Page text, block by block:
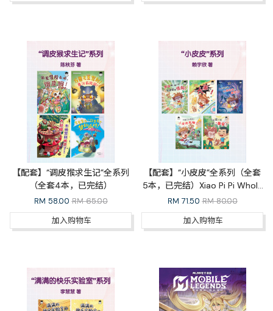
【配套】“调皮猴求生记”全系列
（全套4本，已完结）
RM 58.00 RM 65.00
加入购物车
【配套】“小皮皮”全系列（全套
5本，已完结）Xiao Pi Pi Whole
Series
RM 71.50 RM 80.00
加入购物车